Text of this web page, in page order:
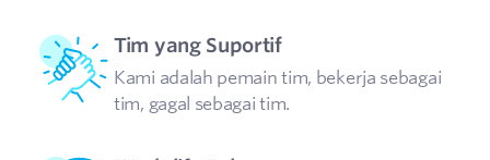
Tim yang Suportif
Kami adalah pemain tim, bekerja sebagai
tim, gagal sebagai tim.